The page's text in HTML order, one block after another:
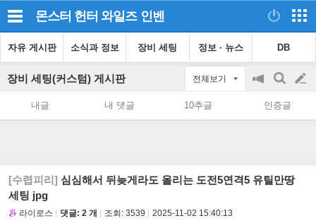
몬스터 헌터 와일즈 인벤
자유 게시판 소식과 정보 장비 세팅 정보 · 뉴스 DB
장비 세팅(커스텀) 게시판 전체보기
공
on/off
검
색
글
쓰
내글 내 댓글 10추글 인증글
[수렵피리] 심심해서 뒤늦게라도 올리는 도전5연격5 유틸만땅
세팅 jpg
라이로스 댓글: 2 개 조회: 3539 2025-11-02 15:40:13